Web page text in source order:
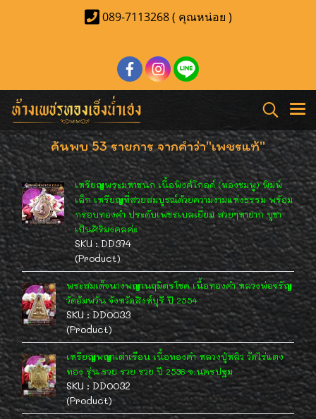
089-7113268 ( คุณหน่อย )
ค้นพบ 53 รายการ จากคำว่า"เพชรแท้"
เหรียญพระมหาชนก เนื้อพิงค์โกลด์ (ทองชมพู) พิมพ์
เล็ก เหรียญที่สวยสมบูรณ์ด้วยความงามแห่งธรรม พร้อม
กรอบทองคำ ประดับเพชรเบลเยี่ยม สวยๆหายาก บูชา
เป็นศิริมงคลค่ะ
SKU : DD374
(Product)
พระสมเด็จนางพญานฤมิตรโชค เนื้อทองคำ หลวงพ่อจรัญ
วัดอัมพวัน จังหวัดสิงห์บุรี ปี 2554
SKU : DD0033
(Product)
เหรียญพญาเต่าเรือน เนื้อทองคำ หลวงปู่หลิว วัดไร่แตง
ทอง รุ่น รวย รวย รวย ปี 2536 จ.นครปฐม
SKU : DD0032
(Product)